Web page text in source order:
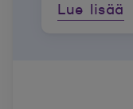
Lue lisää